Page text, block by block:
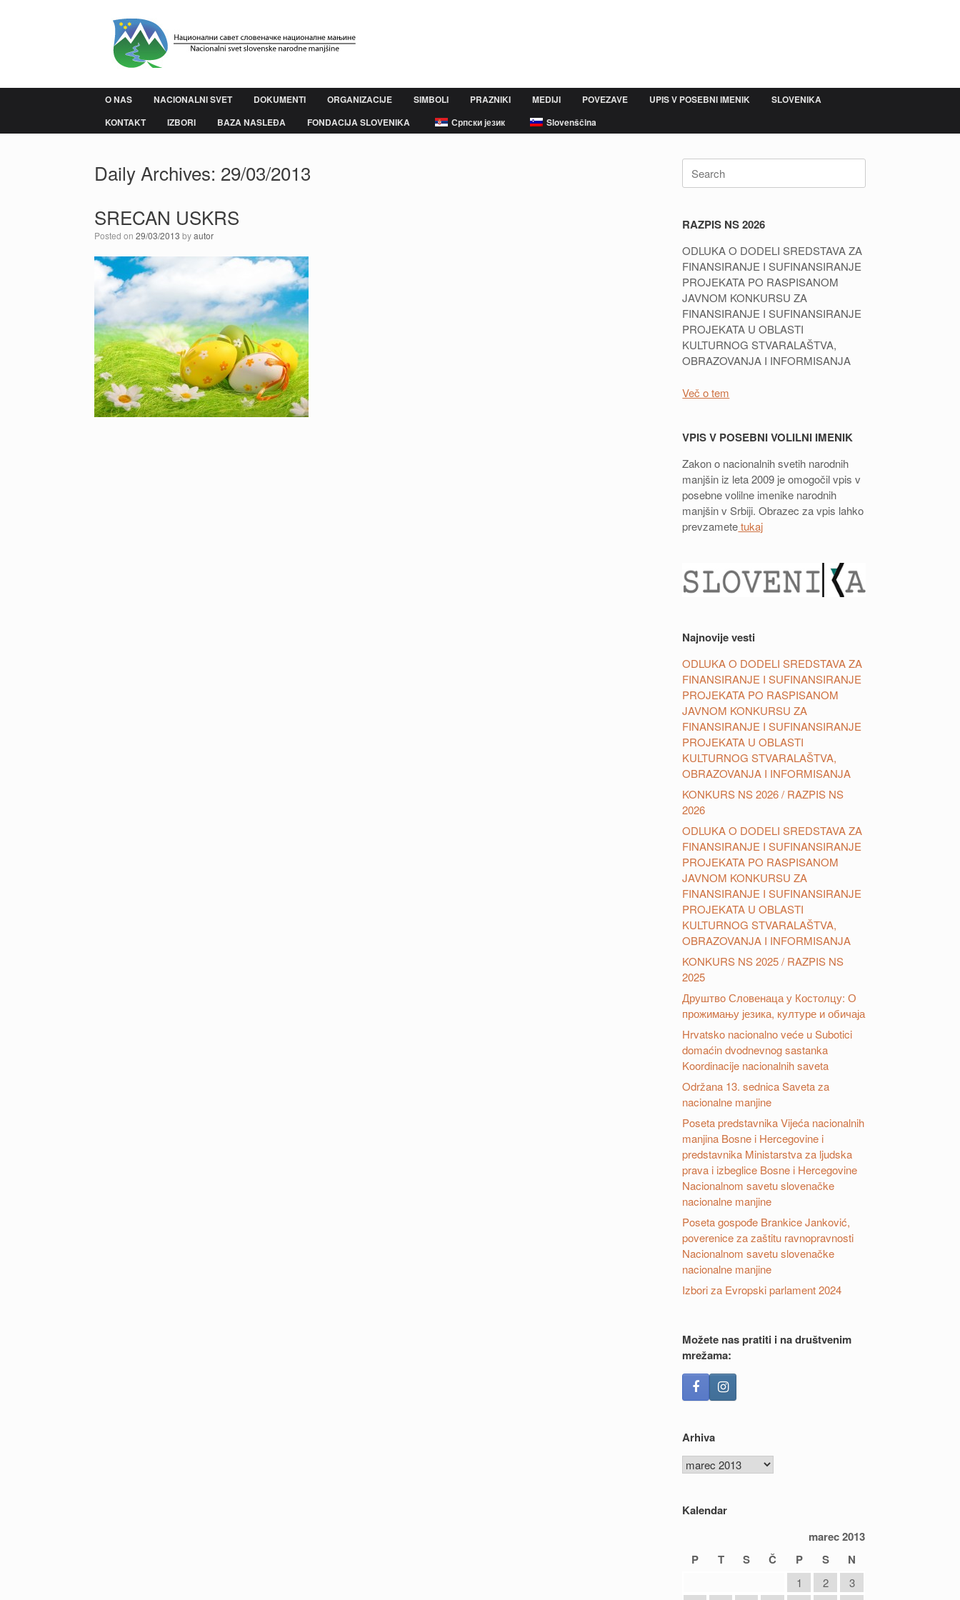
O NAS NACIONALNI SVET DOKUMENTI ORGANIZACIJE SIMBOLI PRAZNIKI MEDIJI POVEZAVE UPIS V POSEBNI IMENIK
SLOVENIKA
KONTAKT
IZBORI BAZA NASLEĐA FONDACIJA SLOVENIKA Српски језик Slovenščina
Daily Archives: 29/03/2013
SRECAN USKRS
Posted on 29/03/2013 byautor
for:
RAZPIS NS 2026
ODLUKA O DODELI SREDSTAVA ZA
FINANSIRANJE I SUFINANSIRANJE
PROJEKATA PO RASPISANOM
JAVNOM KONKURSU ZA
FINANSIRANJE I SUFINANSIRANJE
PROJEKATA U OBLASTI
KULTURNOG STVARALAŠTVA,
OBRAZOVANJA I INFORMISANJA
Več o tem
VPIS V POSEBNI VOLILNI IMENIK
Zakon o nacionalnih svetih narodnih
manjšin iz leta 2009 je omogočil vpis v
posebne volilne imenike narodnih
manjšin v Srbiji. Obrazec za vpis lahko
prevzametetukaj
Najnovije vesti
ODLUKA O DODELI SREDSTAVA ZA
FINANSIRANJE I SUFINANSIRANJE
PROJEKATA PO RASPISANOM
JAVNOM KONKURSU ZA
FINANSIRANJE I SUFINANSIRANJE
PROJEKATA U OBLASTI
KULTURNOG STVARALAŠTVA,
OBRAZOVANJA I INFORMISANJA
KONKURS NS 2026 / RAZPIS NS
2026
ODLUKA O DODELI SREDSTAVA ZA
FINANSIRANJE I SUFINANSIRANJE
PROJEKATA PO RASPISANOM
JAVNOM KONKURSU ZA
FINANSIRANJE I SUFINANSIRANJE
PROJEKATA U OBLASTI
KULTURNOG STVARALAŠTVA,
OBRAZOVANJA I INFORMISANJA
KONKURS NS 2025 / RAZPIS NS
2025
Друштвo Словенаца у Костолцу: О
прожимању језика, културе и обичаја
Hrvatsko nacionalno veće u Subotici
domaćin dvodnevnog sastanka
Koordinacije nacionalnih saveta
Održana 13. sednica Saveta za
nacionalne manjine
Poseta predstavnika Vijeća nacionalnih
manjina Bosne i Hercegovine i
predstavnika Ministarstva za ljudska
prava i izbeglice Bosne i Hercegovine
Nacionalnom savetu slovenačke
nacionalne manjine
Poseta gospođe Brankice Janković,
poverenice za zaštitu ravnopravnosti
Nacionalnom savetu slovenačke
nacionalne manjine
Izbori za Evropski parlament 2024
Možete nas pratiti i na društvenim
mrežama:
Arhiva
Arhiva
Kalendar
marec 2013
P
T S Č P S N
1 2
3